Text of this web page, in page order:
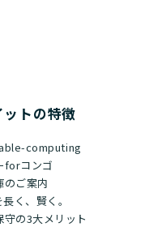
トの特徴
computing
forコンゴ
のご案内
く、賢く。
守の3大メリット